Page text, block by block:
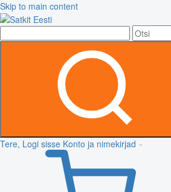
Skip to main content
Tere, Logi sisse Konto ja nimekirjad